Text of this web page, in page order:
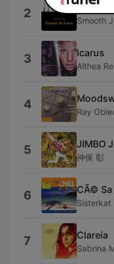
2 Jazz
Smooth
3 Icarus
Althea
4 Ray
5 JIMBO
神保 彰
6 CÃ©
Sisterkat
7 Clareia
Sabrina